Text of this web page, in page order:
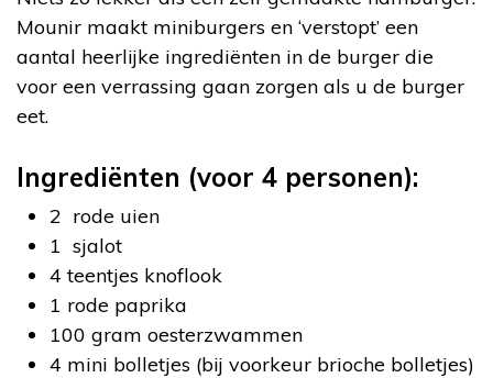
Mounir maakt miniburgers en ‘verstopt’ een
aantal heerlijke ingrediënten in de burger die
voor een verrassing gaan zorgen als u de burger
eet.
Ingrediënten (voor 4 personen):
2 rode uien
1 sjalot
4 teentjes knoflook
1 rode paprika
100 gram oesterzwammen
4 mini bolletjes (bij voorkeur brioche bolletjes)